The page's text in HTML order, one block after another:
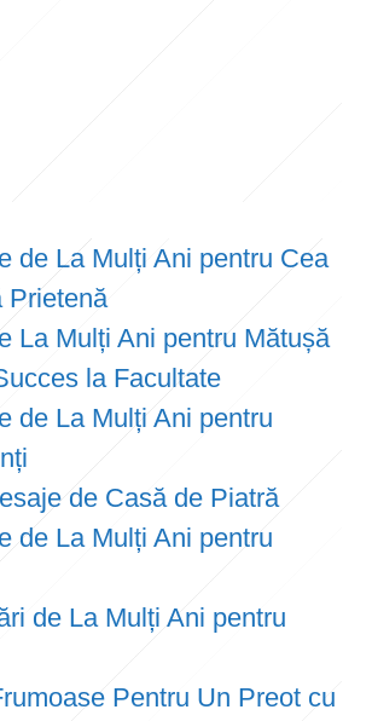
de La Mulți Ani pentru Cea
Prietenă
La Mulți Ani pentru Mătușă
la Facultate
de La Mulți Ani pentru
de Casă de Piatră
de La Mulți Ani pentru
de La Mulți Ani pentru
Pentru Un Preot cu